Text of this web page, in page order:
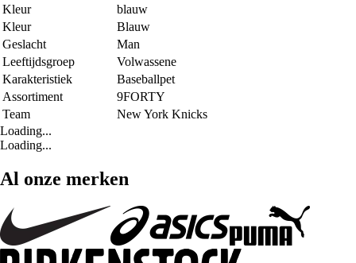
Kleur
blauw
Kleur
Blauw
Geslacht
Man
Leeftijdsgroep
Volwassene
Karakteristiek
Baseballpet
Assortiment
9FORTY
Team
New York Knicks
Loading...
Loading...
Al onze merken